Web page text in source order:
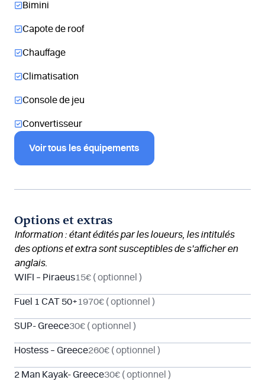
Bimini
Capote de roof
Chauffage
Climatisation
Console de jeu
Convertisseur
Voir tous les équipements
Options et extras
Information : étant édités par les loueurs, les intitulés
des options et extra sont susceptibles de s’afficher en
anglais.
WIFI – Piraeus15€ ( optionnel )
Fuel 1 CAT 50+1970€ ( optionnel )
SUP- Greece30€ ( optionnel )
Hostess – Greece260€ ( optionnel )
2 Man Kayak- Greece30€ ( optionnel )